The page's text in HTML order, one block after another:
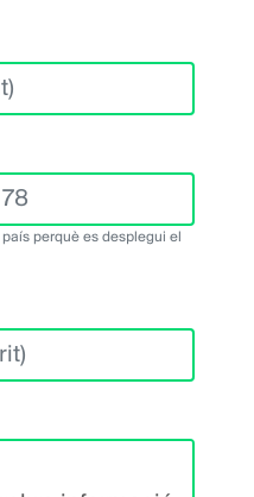
perquè es desplegui el